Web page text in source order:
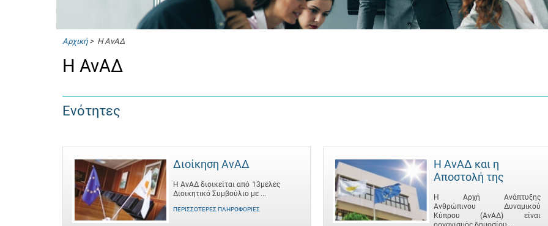
Αρχική> Η ΑνΑΔ
Η ΑνΑΔ
Ενότητες
Διοίκηση ΑνΑΔ
Η ΑνΑΔ διοικείται από 13μελές
Διοικητικό Συμβούλιο με ...
ΠΕΡΙΣΣΌΤΕΡΕΣ ΠΛΗΡΟΦΟΡΊΕΣ
Η ΑνΑΔ και η
Αποστολή της
Η Αρχή Ανάπτυξης
Ανθρώπινου Δυναμικού
Κύπρου (ΑνΑΔ) είναι